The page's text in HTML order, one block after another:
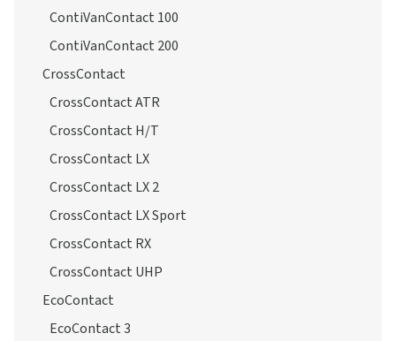
ContiVanContact 100
ContiVanContact 200
CrossContact
CrossContact ATR
CrossContact H/T
CrossContact LX
CrossContact LX 2
CrossContact LX Sport
CrossContact RX
CrossContact UHP
EcoContact
EcoContact 3